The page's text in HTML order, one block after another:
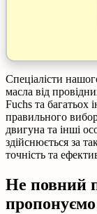
Спеціалісти
масла від
Fuchs та багатьох
правильного
двигуна та інші
здійснюється за
точність та
Не повний